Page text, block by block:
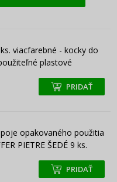
viacfarebné - kocky do
plastové
+
+ PRIDAŤ
opakovaného použitia
PIETRE ŠEDÉ 9 ks.
+
+ PRIDAŤ